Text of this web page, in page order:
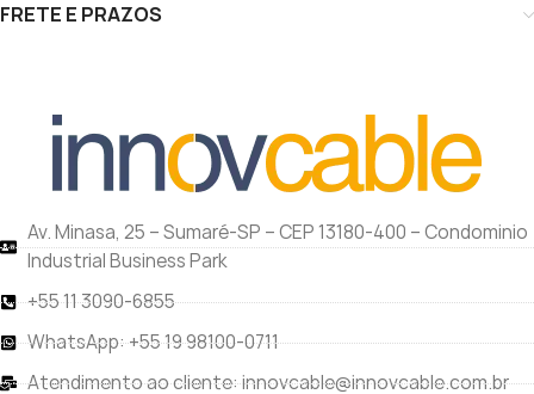
FRETE E PRAZOS
Av. Minasa, 25 – Sumaré-SP – CEP 13180-400 – Condominio
Industrial Business Park
+55 11 3090-6855
WhatsApp: +55 19 98100-0711
Atendimento ao cliente: innovcable@innovcable.com.br